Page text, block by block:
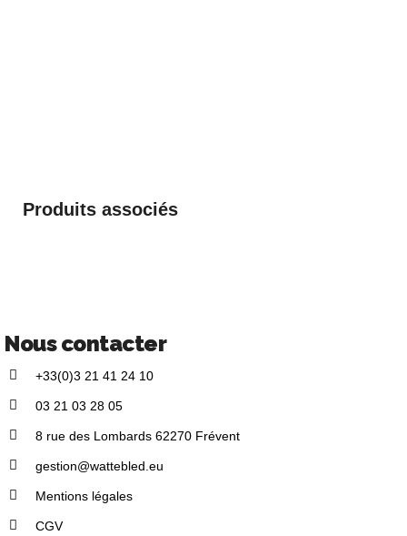
Produits associés
Nous contacter
+33(0)3 21 41 24 10
03 21 03 28 05
8 rue des Lombards 62270 Frévent
gestion@wattebled.eu
Mentions légales
CGV